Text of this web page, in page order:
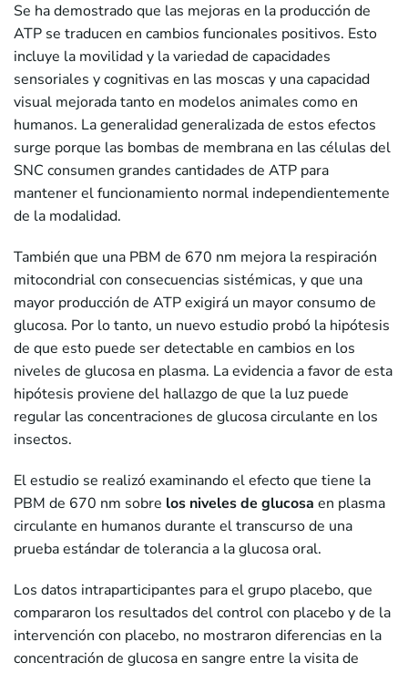
Se ha demostrado que las mejoras en la producción de
ATP se traducen en cambios funcionales positivos. Esto
incluye la movilidad y la variedad de capacidades
sensoriales y cognitivas en las moscas y una capacidad
visual mejorada tanto en modelos animales como en
humanos. La generalidad generalizada de estos efectos
surge porque las bombas de membrana en las células del
SNC consumen grandes cantidades de ATP para
mantener el funcionamiento normal independientemente
de la modalidad.
También que una PBM de 670 nm mejora la respiración
mitocondrial con consecuencias sistémicas, y que una
mayor producción de ATP exigirá un mayor consumo de
glucosa. Por lo tanto, un nuevo estudio probó la hipótesis
de que esto puede ser detectable en cambios en los
niveles de glucosa en plasma. La evidencia a favor de esta
hipótesis proviene del hallazgo de que la luz puede
regular las concentraciones de glucosa circulante en los
insectos.
El estudio se realizó examinando el efecto que tiene la
PBM de 670 nm sobre los niveles de glucosa en plasma
circulante en humanos durante el transcurso de una
prueba estándar de tolerancia a la glucosa oral.
Los datos intraparticipantes para el grupo placebo, que
compararon los resultados del control con placebo y de la
intervención con placebo, no mostraron diferencias en la
concentración de glucosa en sangre entre la visita de